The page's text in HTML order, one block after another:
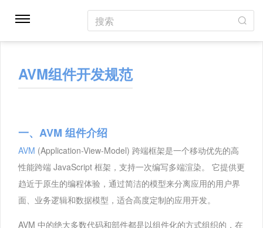
搜索
AVM组件开发规范
一、AVM 组件介绍
AVM (Application-View-Model) 跨端框架是一个移动优先的高
性能跨端 JavaScript 框架，支持一次编写多端渲染。 它提供更
趋近于原生的编程体验，通过简洁的模型来分离应用的用户界
面、业务逻辑和数据模型，适合高度定制的应用开发。
AVM 中的绝大多数代码和部件都是以组件化的方式组织的，在